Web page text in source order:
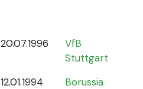
20.07.1996
VfB
Stuttgart
12.01.1994
Borussia